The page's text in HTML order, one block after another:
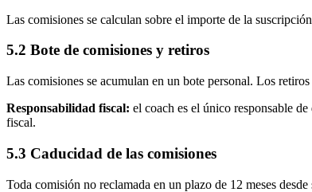
Las comisiones se calculan sobre el importe de la
5.2 Bote de comisiones y retiros
Las comisiones se acumulan en un bote personal. Los
Responsabilidad fiscal: el coach es el único responsable
fiscal.
5.3 Caducidad de las comisiones
Toda comisión no reclamada en un plazo de 12 meses